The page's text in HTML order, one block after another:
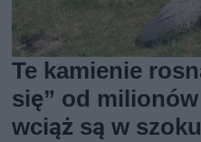
Te kamienie
się” od
wciąż są w szoku